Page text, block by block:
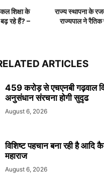
शिक्षा के
बढ़ रहे हैं? –
राज्य स्थापना के
राज्यपाल ने
ARTICLES
459 करोड़ से एचएनबी गढ़वाल
अनुसंधान संरचना होगी सुदृढ
August 6, 2026
विशिष्ट पहचान बना रही है आदि
महाराज
August 6, 2026